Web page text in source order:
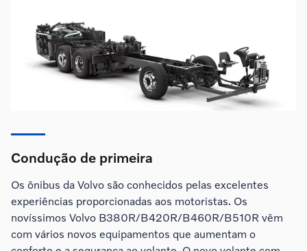
Condução de primeira
Os ônibus da Volvo são conhecidos pelas excelentes
experiências proporcionadas aos motoristas. Os
novíssimos Volvo B380R/B420R/B460R/B510R vêm
com vários novos equipamentos que aumentam o